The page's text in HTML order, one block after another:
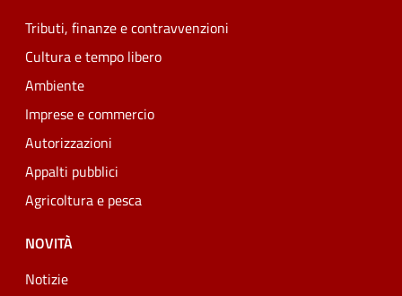
Tributi, finanze e contravvenzioni
Cultura e tempo libero
Ambiente
Imprese e commercio
Autorizzazioni
Appalti pubblici
Agricoltura e pesca
NOVITÀ
Notizie